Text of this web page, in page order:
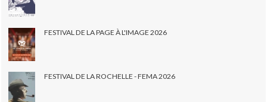
FESTIVAL DE LA PAGE À L'IMAGE 2026
FESTIVAL DE LA ROCHELLE - FEMA 2026